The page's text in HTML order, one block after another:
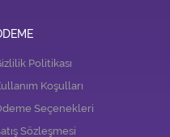
Politikası
Koşulları
Seçenekleri
Sözleşmesi